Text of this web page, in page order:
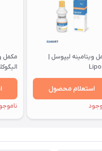
ویتامینه لیپوسل |
استعلام محصول
مکمل